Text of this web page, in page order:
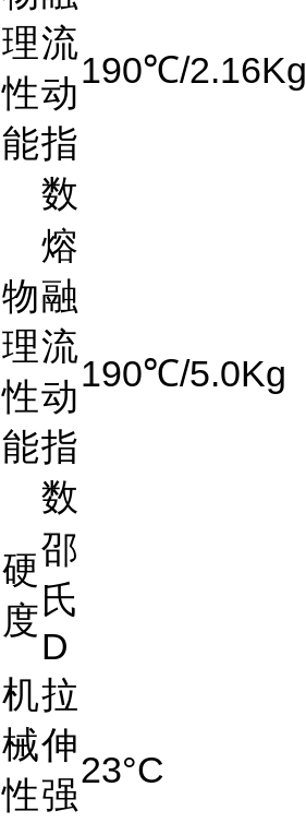
理
性
能
流
动
指
数
190℃/2.16Kg
物
理
性
能
熔
融
流
动
指
数
190℃/5.0Kg
硬
度
邵
氏
D
机
械
性
拉
伸
强
23°C